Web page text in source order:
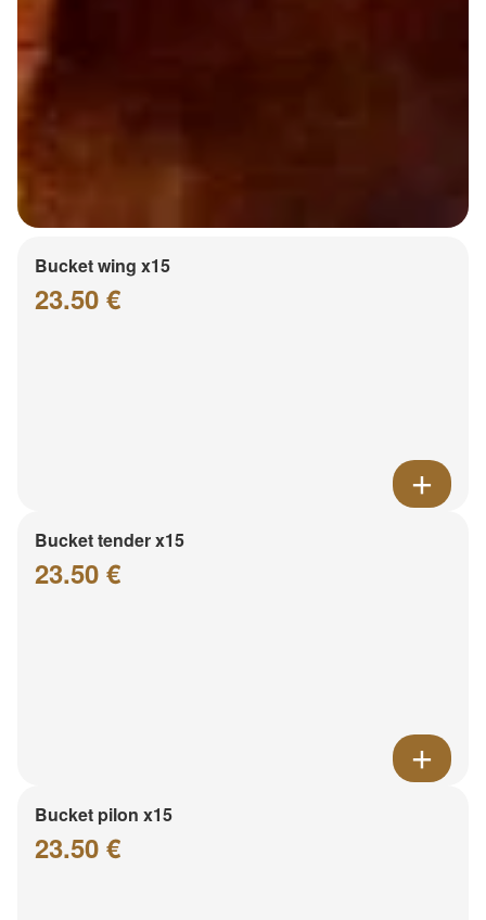
Bucket wing x15
23.50 €
Bucket tender x15
23.50 €
Bucket pilon x15
23.50 €